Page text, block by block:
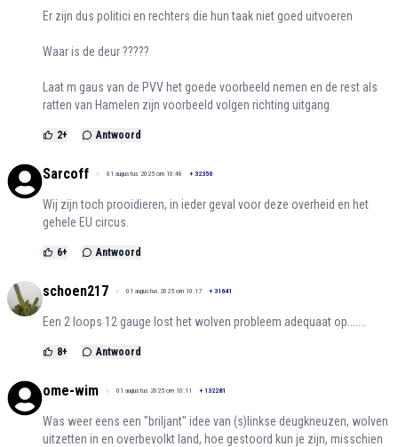
Er zijn dus politici en rechters die hun taak niet goed uitvoeren
Waar is de deur ?????
Laat m gaus van de PVV het goede voorbeeld nemen en de rest als
ratten van Hamelen zijn voorbeeld volgen richting uitgang
2+ Antwoord
Sarcoff 01 augustus 2025 om 10:48 + 32350
Wij zijn toch prooidieren, in ieder geval voor deze overheid en het
gehele EU circus.
6+ Antwoord
schoen217 01 augustus 2025 om 10:17 + 31641
Een 2 loops 12 gauge lost het wolven probleem adequaat op.......
8+ Antwoord
ome-wim 01 augustus 2025 om 10:11 + 132281
Was weer eens een "briljant" idee van (s)linkse deugkneuzen, wolven
uitzetten in en overbevolkt land, hoe gestoord kun je zijn, misschien